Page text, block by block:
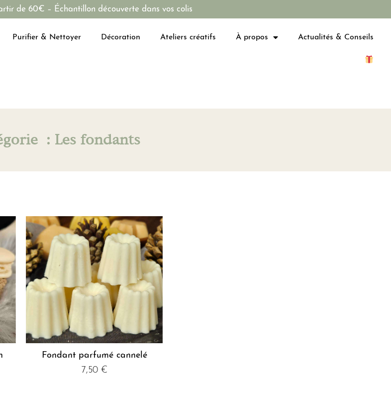
de 60€ – Échantillon découverte dans vos colis
Purifier & Nettoyer Décoration Ateliers créatifs À propos Actualités & Conseils
: Les fondants
Fondant parfumé cannelé
7,50 €